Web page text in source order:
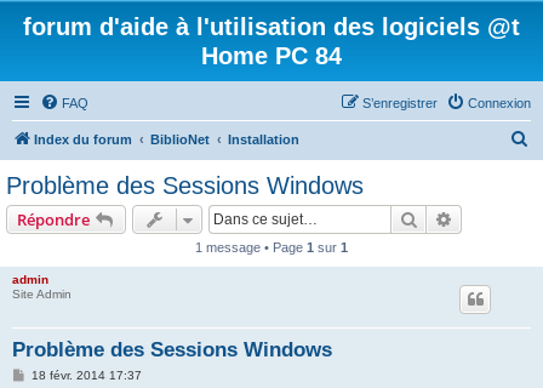
forum d'aide à l'utilisation des logiciels @t
Home PC 84
FAQ Connexion
S’enregistrer
Index du forum BiblioNet Installation
Problème des Sessions Windows
Répondre Rechercher
1 message • Page 1 sur 1
admin
Site Admin
Problème des Sessions Windows
M18 févr. 2014 17:37